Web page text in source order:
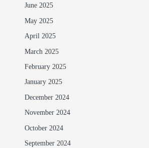
June 2025
May 2025
April 2025
March 2025
February 2025
January 2025
December 2024
November 2024
October 2024
September 2024